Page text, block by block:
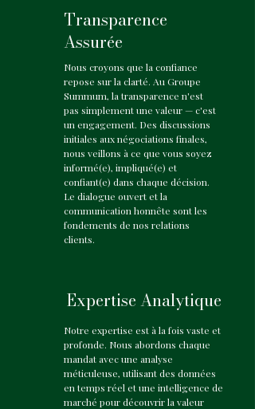
Transparence
Assurée
Nous croyons que la confiance
repose sur la clarté. Au Groupe
Summum, la transparence n'est
pas simplement une valeur — c'est
un engagement. Des discussions
initiales aux négociations finales,
nous veillons à ce que vous soyez
informé(e), impliqué(e) et
confiant(e) dans chaque décision.
Le dialogue ouvert et la
communication honnête sont les
fondements de nos relations
clients.
Expertise Analytique
Notre expertise est à la fois vaste et
profonde. Nous abordons chaque
mandat avec une analyse
méticuleuse, utilisant des données
en temps réel et une intelligence de
marché pour découvrir la valeur